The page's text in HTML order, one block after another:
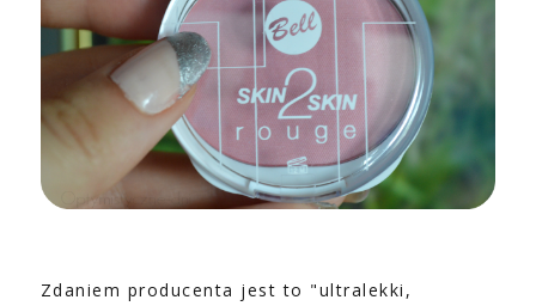
Zdaniem producenta jest to "ultralekki,